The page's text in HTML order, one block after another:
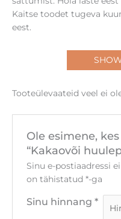
Kaitse toodet tugeva
eest.
Tooteülevaateid veel ei
Ole esimene,
“Kakaovõi
Sinu e-postiaadressi
on tähistatud *-ga
Sinu hinnang *